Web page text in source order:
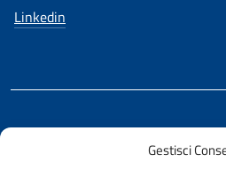
Gestisci
Linkedin
REALIZZATO CON